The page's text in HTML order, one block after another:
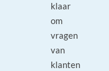
klaar
om
vragen
van
klanten